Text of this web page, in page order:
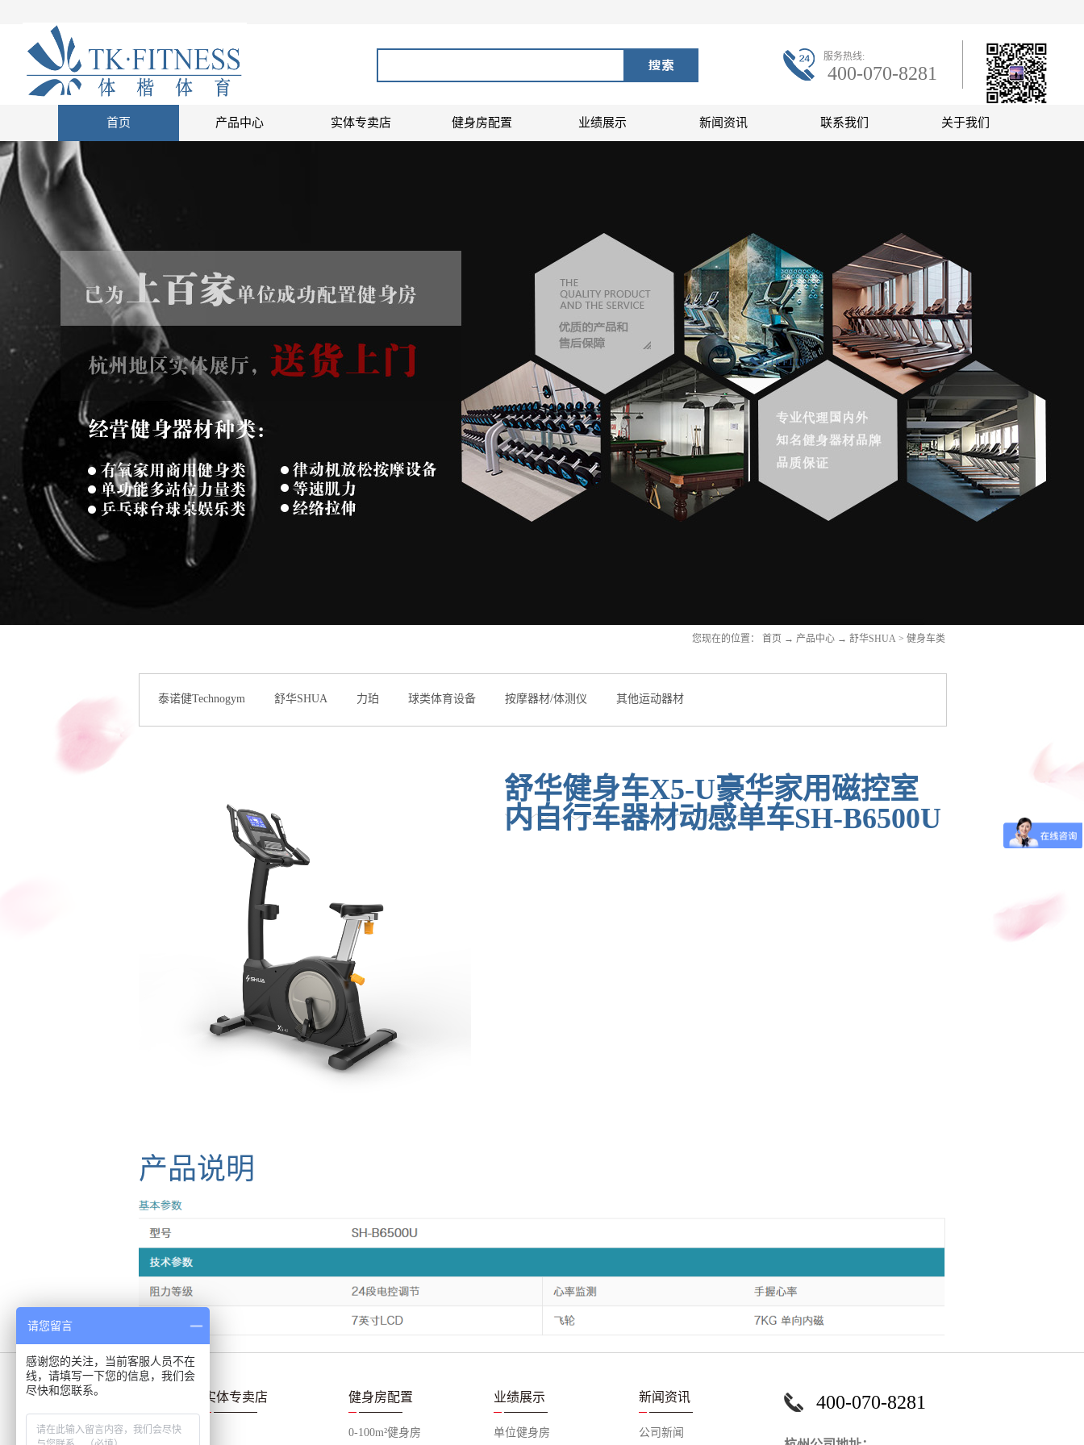
服务热线:
400-070-8281
首页 产品中心 实体专卖店 健身房配置 业绩展示 新闻资讯 联系我们 关于我们
您现在的位置： 首页 → 产品中心 → 舒华SHUA > 健身车类
泰诺健Technogym 舒华SHUA 力珀 球类体育设备 按摩器材/体测仪 其他运动器材
舒华健身车X5-U豪华家用磁控室
内自行车器材动感单车SH-B6500U
产品说明
产品中心
泰诺健Technogym
实体专卖店 健身房配置
0-100m²健身房
业绩展示
单位健身房
新闻资讯
公司新闻
400-070-8281
请您留言
感谢您的关注，当前客服人员不在
线，请填写一下您的信息，我们会
尽快和您联系。